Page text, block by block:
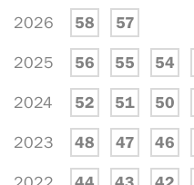
2026 58 57
2025 56 55 54
2024 52 51 50
2023 48 47 46